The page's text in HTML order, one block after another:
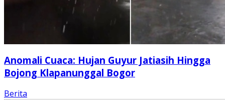
Anomali Cuaca: Hujan Guyur Jatiasih Hingga
Bojong Klapanunggal Bogor
Berita